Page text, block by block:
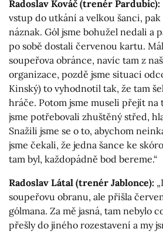
Radoslav Kováč (trenér Pardubic):
vstup do utkání a velkou šanci,
náznak. Gól jsme bohužel nedali a
po sobě dostali červenou kartu.
soupeřova obránce, navíc tam z
organizace, pozdě jsme situaci
Kinský) to vyhodnotil tak, že tam
hráče. Potom jsme museli přejít
jsme potřebovali zhuštěný střed,
Snažili jsme se o to, abychom
jsme čekali, že jedna šance ke
tam byl, každopádně bod bereme.“
Radoslav Látal (trenér Jablonce):
soupeřovu obranu, ale přišla
gólmana. Za mě jasná, tam nebylo
přešly do jiného rozestavení a my